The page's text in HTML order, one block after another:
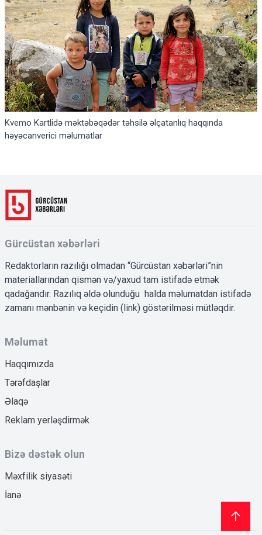
Kvemo Kartlidə məktəbəqədər təhsilə əlçatanlıq haqqında
həyəcanverici məlumatlar
Gürcüstan xəbərləri
Redaktorların razılığı olmadan “Gürcüstan xəbərləri”nin
materiallarından qismən və/yaxud tam istifadə etmək
qadağandır. Razılıq əldə olunduğu halda məlumatdan istifadə
zamanı mənbənin və keçidin (link) göstərilməsi mütləqdir.
Məlumat
Haqqımızda
Tərəfdaşlar
Əlaqə
Reklam yerləşdirmək
Bizə dəstək olun
Məxfilik siyasəti
İanə